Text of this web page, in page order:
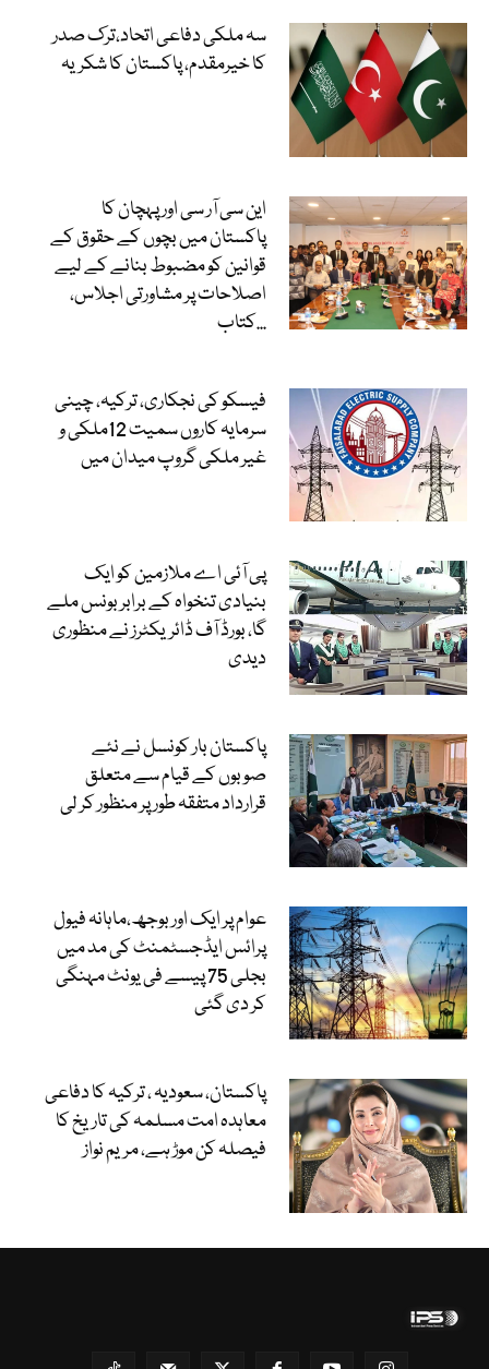
سہ ملکی دفاعی اتحاد،ترک صدر
کا خیرمقدم، پاکستان کا شکریہ
این سی آر سی اور پہچان کا
پاکستان میں بچوں کے حقوق کے
قوانین کو مضبوط بنانے کے لیے
اصلاحات پر مشاورتی اجلاس،
کتاب...
فیسکو کی نجکاری، ترکیہ، چینی
سرمایہ کاروں سمیت 12ملکی و
غیر ملکی گروپ میدان میں
پی آئی اے ملازمین کو ایک
بنیادی تنخواہ کے برابر بونس ملے
گا، بورڈ آف ڈائریکٹرز نے منظوری
دیدی
پاکستان بار کونسل نے نئے
صوبوں کے قیام سے متعلق
قرارداد متفقہ طور پر منظور کر لی
عوام پر ایک اور بوجھ،ماہانہ فیول
پرائس ایڈجسٹمنٹ کی مد میں
بجلی 75 پیسے فی یونٹ مہنگی
کر دی گئی
پاکستان، سعودیہ ، ترکیہ کا دفاعی
معاہدہ امت مسلمہ کی تاریخ کا
فیصلہ کن موڑ ہے، مریم نواز